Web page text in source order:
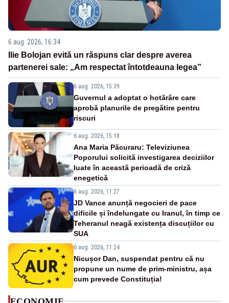
6 aug. 2026, 16:34
Ilie Bolojan evită un răspuns clar despre averea
partenerei sale: „Am respectat întotdeauna legea”
6 aug. 2026, 15:39
Guvernul a adoptat o hotărâre care
aprobă planurile de pregătire pentru
riscuri
6 aug. 2026, 15:18
Ana Maria Păcuraru: Televiziunea
Poporului solicită investigarea deciziilor
luate în această perioadă de criză
enegetică
6 aug. 2026, 11:27
JD Vance anunță negocieri de pace
dificile și îndelungate cu Iranul, în timp ce
Teheranul neagă existența discuțiilor cu
SUA
6 aug. 2026, 11:24
Nicușor Dan, suspendat pentru că nu
propune un nume de prim-ministru, așa
cum prevede Constituția!